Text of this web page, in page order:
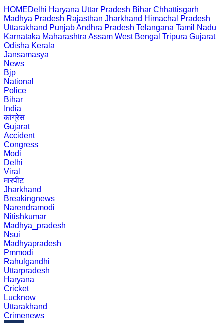
HOMEDelhi Haryana Uttar Pradesh Bihar Chhattisgarh
Madhya Pradesh Rajasthan Jharkhand Himachal Pradesh
Uttarakhand PunjabAndhra Pradesh Telangana Tamil Nadu
Karnataka Maharashtra Assam West Bengal Tripura Gujarat
Odisha Kerala
Jansamasya
News
Bjp
National
Police
Bihar
India
कांग्रेस
Gujarat
Accident
Congress
Modi
Delhi
Viral
मारपीट
Jharkhand
Breakingnews
Narendramodi
Nitishkumar
Madhya_pradesh
Nsui
Madhyapradesh
Pmmodi
Rahulgandhi
Uttarpradesh
Haryana
Cricket
Lucknow
Uttarakhand
Crimenews